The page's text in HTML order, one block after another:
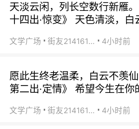
天淡云闲，列长空数行新雁
十四出·惊变》 天色清淡，白
文学广场 街友21416156 4小时前
愿此生终老温柔，白云不羡
第二出·定情》 希望今生在你
文学广场 街友21416156 4小时前